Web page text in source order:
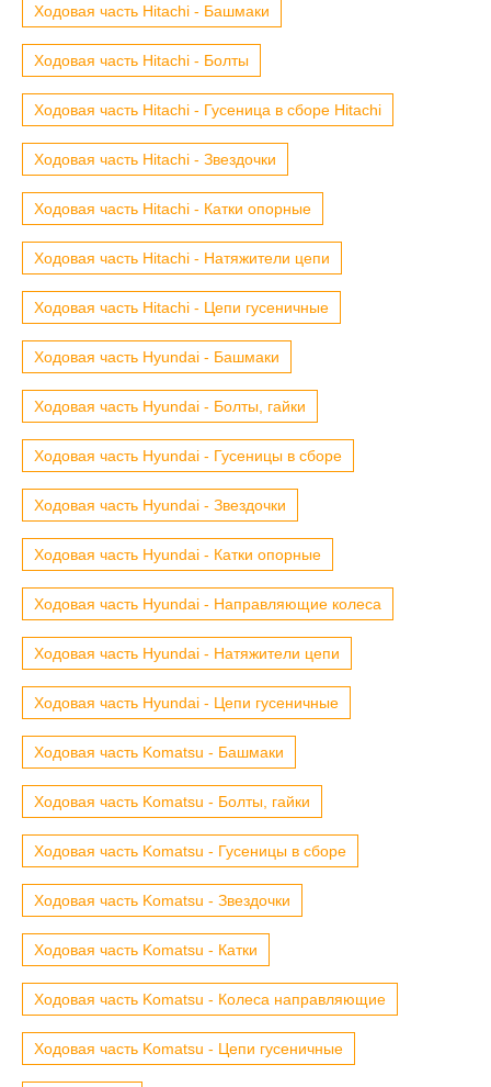
Ходовая часть Hitachi - Башмаки
Ходовая часть Hitachi - Болты
Ходовая часть Hitachi - Гусеница в сборе Hitachi
Ходовая часть Hitachi - Звездочки
Ходовая часть Hitachi - Катки опорные
Ходовая часть Hitachi - Натяжители цепи
Ходовая часть Hitachi - Цепи гусеничные
Ходовая часть Hyundai - Башмаки
Ходовая часть Hyundai - Болты, гайки
Ходовая часть Hyundai - Гусеницы в сборе
Ходовая часть Hyundai - Звездочки
Ходовая часть Hyundai - Катки опорные
Ходовая часть Hyundai - Направляющие колеса
Ходовая часть Hyundai - Натяжители цепи
Ходовая часть Hyundai - Цепи гусеничные
Ходовая часть Komatsu - Башмаки
Ходовая часть Komatsu - Болты, гайки
Ходовая часть Komatsu - Гусеницы в сборе
Ходовая часть Komatsu - Звездочки
Ходовая часть Komatsu - Катки
Ходовая часть Komatsu - Колеса направляющие
Ходовая часть Komatsu - Цепи гусеничные